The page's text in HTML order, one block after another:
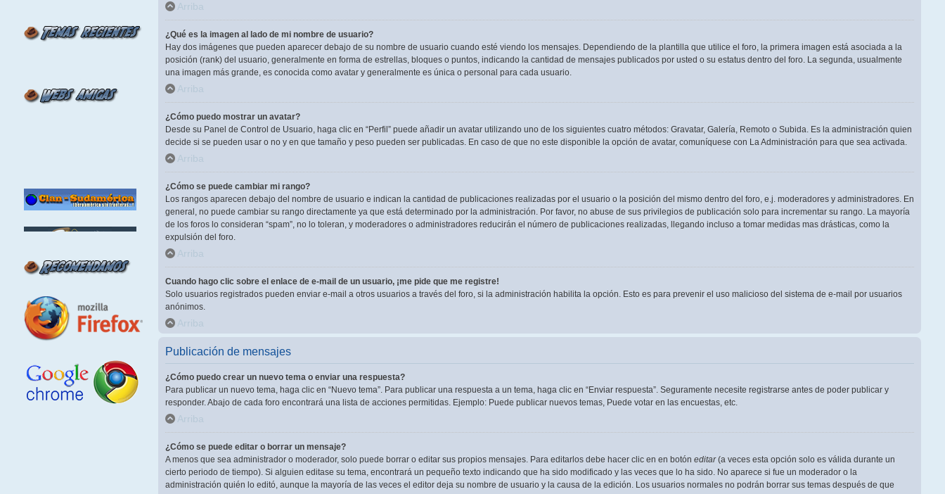
Arriba
¿Qué es la imagen al lado de mi nombre de usuario?
Hay dos imágenes que pueden aparecer debajo de su nombre de usuario cuando esté viendo los mensajes. Dependiendo de la plantilla que utilice el foro, la primera imagen está asociada a la
posición (rank) del usuario, generalmente en forma de estrellas, bloques o puntos, indicando la cantidad de mensajes publicados por usted o su estatus dentro del foro. La segunda, usualmente
una imagen más grande, es conocida como avatar y generalmente es única o personal para cada usuario.
Arriba
¿Cómo puedo mostrar un avatar?
Desde su Panel de Control de Usuario, haga clic en “Perfil” puede añadir un avatar utilizando uno de los siguientes cuatro métodos: Gravatar, Galería, Remoto o Subida. Es la administración quien
decide si se pueden usar o no y en que tamaño y peso pueden ser publicadas. En caso de que no este disponible la opción de avatar, comuníquese con La Administración para que sea activada.
Arriba
¿Cómo se puede cambiar mi rango?
Los rangos aparecen debajo del nombre de usuario e indican la cantidad de publicaciones realizadas por el usuario o la posición del mismo dentro del foro, e.j. moderadores y administradores. En
general, no puede cambiar su rango directamente ya que está determinado por la administración. Por favor, no abuse de sus privilegios de publicación solo para incrementar su rango. La mayoría
de los foros lo consideran “spam”, no lo toleran, y moderadores o administradores reducirán el número de publicaciones realizadas, llegando incluso a tomar medidas mas drásticas, como la
expulsión del foro.
Arriba
Cuando hago clic sobre el enlace de e-mail de un usuario, ¡me pide que me registre!
Solo usuarios registrados pueden enviar e-mail a otros usuarios a través del foro, si la administración habilita la opción. Esto es para prevenir el uso malicioso del sistema de e-mail por usuarios
anónimos.
Arriba
Publicación de mensajes
¿Cómo puedo crear un nuevo tema o enviar una respuesta?
Para publicar un nuevo tema, haga clic en “Nuevo tema”. Para publicar una respuesta a un tema, haga clic en “Enviar respuesta”. Seguramente necesite registrarse antes de poder publicar y
responder. Abajo de cada foro encontrará una lista de acciones permitidas. Ejemplo: Puede publicar nuevos temas, Puede votar en las encuestas, etc.
Arriba
¿Cómo se puede editar o borrar un mensaje?
A menos que sea administrador o moderador, solo puede borrar o editar sus propios mensajes. Para editarlos debe hacer clic en en botón editar(a veces esta opción solo es válida durante un
cierto periodo de tiempo). Si alguien editase su tema, encontrará un pequeño texto indicando que ha sido modificado y las veces que lo ha sido. No aparece si fue un moderador o la
administración quién lo editó, aunque la mayoría de las veces el editor deja su nombre de usuario y la causa de la edición. Los usuarios normales no podrán borrar sus temas después de que